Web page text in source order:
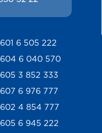
601 6 505 222
604 6 040 570
605 3 852 333
607 6 976 777
602 4 854 777
605 6 945 222